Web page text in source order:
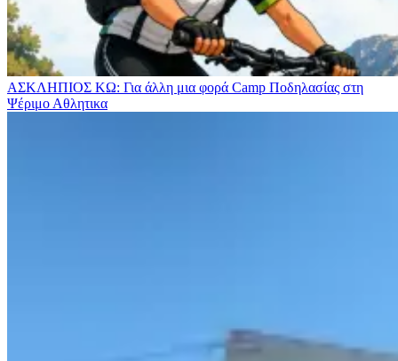
ΑΣΚΛΗΠΙΟΣ ΚΩ: Για άλλη μια φορά Camp Ποδηλασίας στη
Ψέριμο Αθλητικα